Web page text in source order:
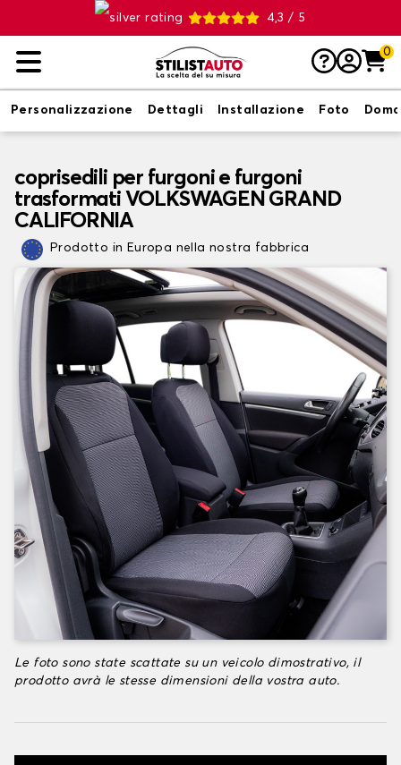
4,3 / 5
0
Personalizzazione Dettagli Installazione Foto
coprisedili per furgoni e furgoni
trasformati VOLKSWAGEN GRAND
CALIFORNIA
Prodotto in Europa nella nostra fabbrica
Le foto sono state scattate su un veicolo dimostrativo, il
prodotto avrà le stesse dimensioni della vostra auto.